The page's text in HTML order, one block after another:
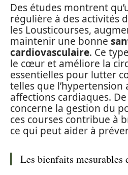
Des études montrent
régulière à des activités
les Lousticourses,
maintenir une bonne
cardiovasculaire. Ce
le cœur et améliore la
essentielles pour lutter
telles que
affections cardiaques.
concerne la gestion du
ces courses contribue à
ce qui peut aider à
Les bienfaits mesurables